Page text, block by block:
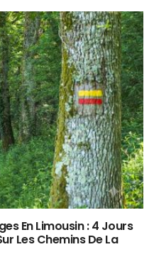
En Limousin : 4 Jours
Les Chemins De La